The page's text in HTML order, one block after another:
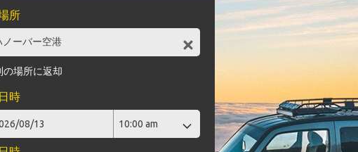
所
の場所に返却
時